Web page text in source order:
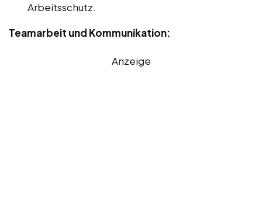
Arbeitsschutz.
Teamarbeit und Kommunikation:
Anzeige